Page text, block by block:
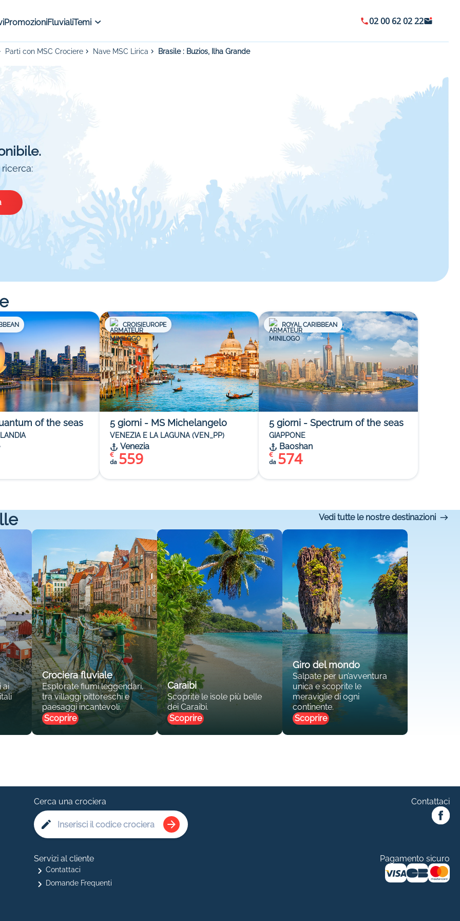
PromozioniFluvialiTemi 02 00 62 02 22
Parti con MSC Crociere Nave MSC Lirica Brasile : Buzios, Ilha Grande
of the seas
CROISIEUROPE
5 giorni - MS Michelangelo
VENEZIA E LA LAGUNA (VEN_PP)
Venezia
da 559
€
ROYAL CARIBBEAN
5 giorni - Spectrum of the seas
GIAPPONE
Baoshan
da 574
€
Vedi tutte le nostre destinazioni
ai
Crociera fluviale
Esplorate fiumi leggendari,
tra villaggi pittoreschi e
paesaggi incantevoli.
Scoprire
Caraibi
Scoprite le isole più belle
dei Caraibi.
Scoprire
Giro del mondo
Salpate per un’avventura
unica e scoprite le
meraviglie di ogni
continente.
Scoprire
Cerca una crociera Contattaci
Servizi al cliente
Contattaci
Domande Frequenti
Pagamento sicuro